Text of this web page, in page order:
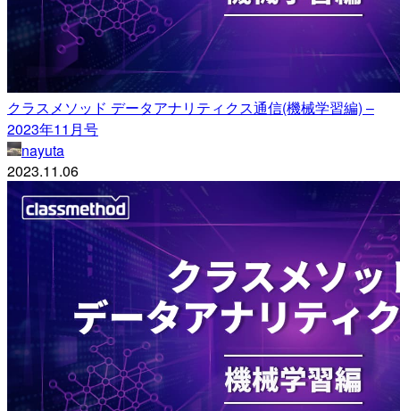
クラスメソッド データアナリティクス通信(機械学習編) –
2023年11月号
nayuta
2023.11.06